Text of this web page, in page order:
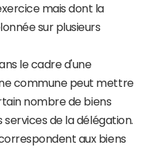
mais dont la
sur plusieurs
le cadre d'une
commune peut mettre
nombre de biens
services de la délégation.
aux biens